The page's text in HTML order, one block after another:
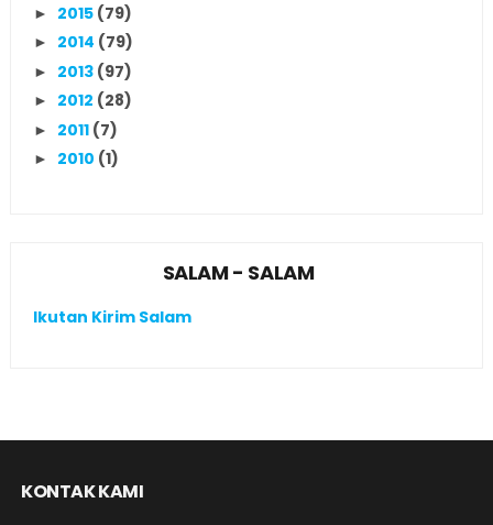
► 2015 (79)
► 2014 (79)
► 2013 (97)
► 2012 (28)
► 2011 (7)
► 2010 (1)
SALAM - SALAM
Ikutan Kirim Salam
KONTAK KAMI